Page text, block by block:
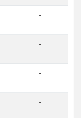
-
-
-
-